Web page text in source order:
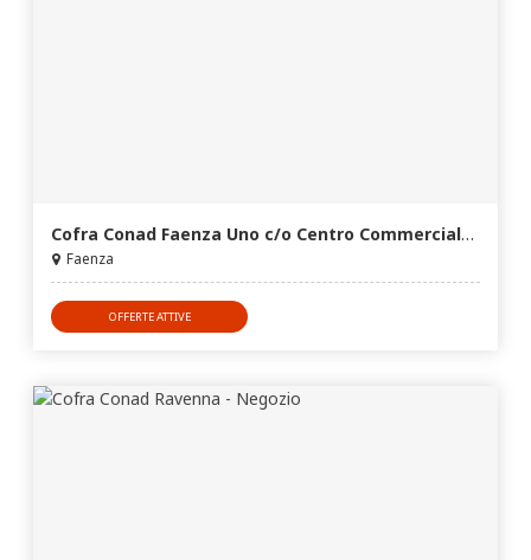
Cofra Conad Faenza Uno c/o Centro Commerciale Faenza Uno
Faenza
OFFERTE ATTIVE